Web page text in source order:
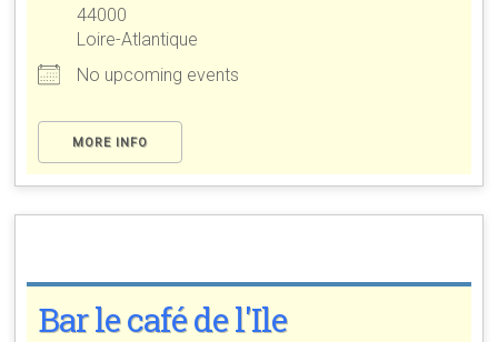
44000
Loire-Atlantique
No upcoming events
MORE INFO
Bar le café de l'Ile